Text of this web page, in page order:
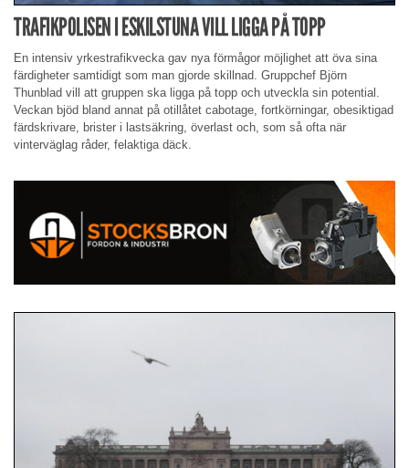
TRAFIKPOLISEN I ESKILSTUNA VILL LIGGA PÅ TOPP
En intensiv yrkestrafikvecka gav nya förmågor möjlighet att öva sina
färdigheter samtidigt som man gjorde skillnad. Gruppchef Björn
Thunblad vill att gruppen ska ligga på topp och utveckla sin potential.
Veckan bjöd bland annat på otillåtet cabotage, fortkörningar, obesiktigad
färdskrivare, brister i lastsäkring, överlast och, som så ofta när
vinterväglag råder, felaktiga däck.